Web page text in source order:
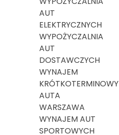
AUT
ELEKTRYCZNYCH
WYPOŻYCZALNIA
AUT
DOSTAWCZYCH
WYNAJEM
KRÓTKOTERMINOWY
AUTA
WARSZAWA
WYNAJEM AUT
SPORTOWYCH